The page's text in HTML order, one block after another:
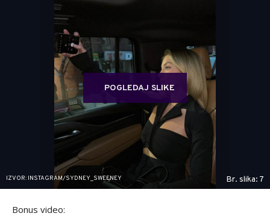
POGLEDAJ SLIKE
IZVOR: INSTAGRAM/SYDNEY_SWEENEY Br. slika: 7
Bonus video: